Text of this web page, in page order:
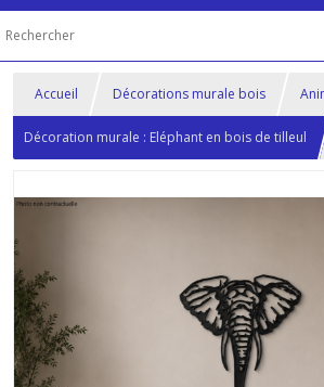
Accueil Décorations murale bois
Décoration murale : Eléphant en bois de tilleul